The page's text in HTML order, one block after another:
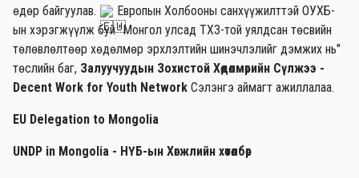
өдөр байгуулав.
Европын Холбооны санхүүжилттэй ОУХБ-
ын хэрэгжүүлж буй "Монгол улсад ТХЗ-той уялдсан төсвийн
төлөвлөлтөөр хөдөлмөр эрхлэлтийн шинэчлэлийг дэмжих нь"
төслийн баг, Залуучуудын Зохистой Хөдөлмөрийн Сүлжээ -
Decent Work for Youth Network Сэлэнгэ аймагт ажиллалаа.
EU Delegation to Mongolia
UNDP in Mongolia - НҮБ-ын Хөгжлийн хөтөлбөр